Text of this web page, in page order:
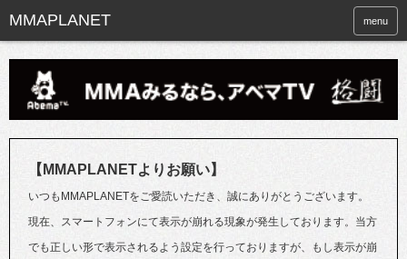
menu
【MMAPLANETよりお願い】
いつもMMAPLANETをご愛読いただき、誠にありがとうございます。
現在、スマートフォンにて表示が崩れる現象が発生しております。当方
でも正しい形で表示されるよう設定を行っておりますが、もし表示が崩